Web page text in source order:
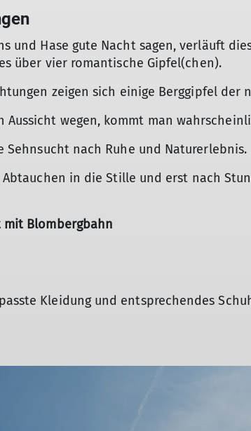
und Hase gute Nacht sagen, verläuft
über vier romantische Gipfel(chen).
zeigen sich einige Berggipfel der
Aussicht wegen, kommt man
Sehnsucht nach Ruhe und Naturerlebnis.
Abtauchen in die Stille und erst nach
Blombergbahn
Kleidung und entsprechendes